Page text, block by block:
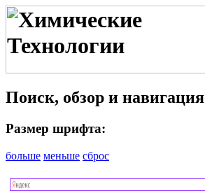
Поиск, обзор и навигация
Размер шрифта:
больше меньше сброс